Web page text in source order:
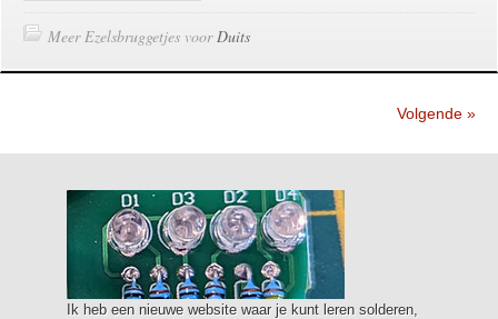
Meer Ezelsbruggetjes voorDuits
Volgende »
Ik heb een nieuwe website waar je kunt leren solderen,